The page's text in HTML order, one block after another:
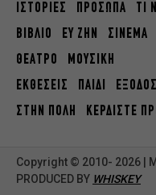
ΙΣΤΟΡΙΕΣ ΠΡΟΣΩΠΑ
ΤΙ
ΒΙΒΛΙΟ
ΕΥ ΖΗΝ
ΣΙΝΕΜΑ
ΘΕΑΤΡΟ
ΜΟΥΣΙΚΗ
ΕΚΘΕΣΕΙΣ
ΠΑΙΔΙ
ΕΞΟΔΟΣ
ΣΤΗΝ ΠΟΛΗ
ΚΕΡΔΙΣΤΕ
Copyright © 2010- 2026 |
PRODUCED BY WHISKEY